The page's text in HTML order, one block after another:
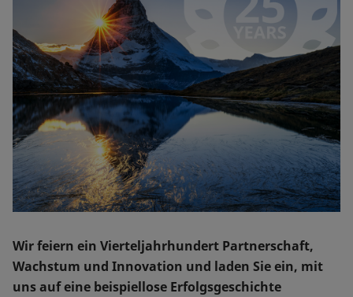
Wir feiern ein Vierteljahrhundert Partnerschaft,
Wachstum und Innovation und laden Sie ein, mit
uns auf eine beispiellose Erfolgsgeschichte